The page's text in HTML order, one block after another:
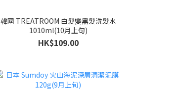
韓國 TREATROOM 白髮變黑髮洗髮水
1010ml(10月上旬)
HK$109.00